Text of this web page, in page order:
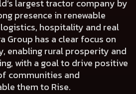
largest tractor company by
presence in renewable
hospitality and real
Group has a clear focus on
enabling rural prosperity and
with a goal to drive positive
communities and
them to Rise.